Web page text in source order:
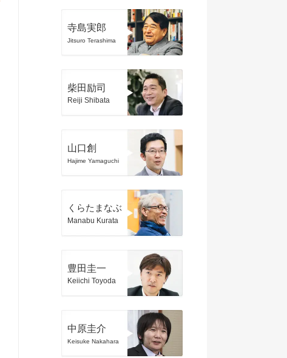
寺島実郎
Jitsuro Terashima
柴田励司
Reiji Shibata
山口創
Hajime Yamaguchi
くらたまなぶ
Manabu Kurata
豊田圭一
Keiichi Toyoda
中原圭介
Keisuke Nakahara